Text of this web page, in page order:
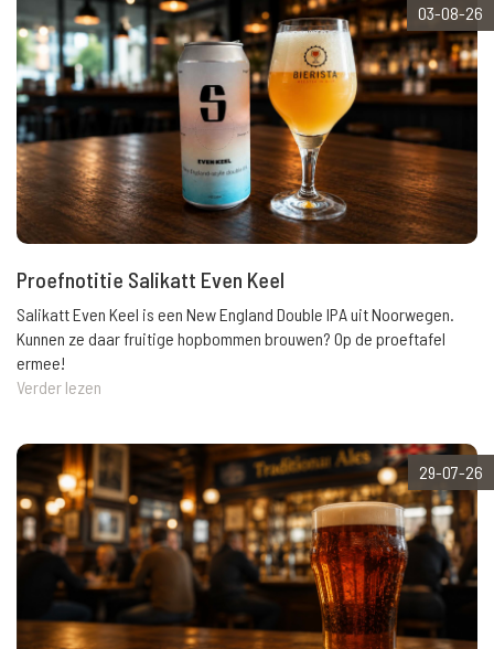
03-08-26
Proefnotitie Salikatt Even Keel
Salikatt Even Keel is een New England Double IPA uit Noorwegen.
Kunnen ze daar fruitige hopbommen brouwen? Op de proeftafel
ermee!
Verder lezen
29-07-26